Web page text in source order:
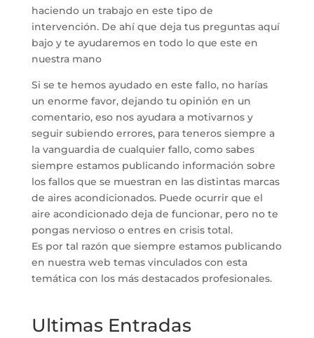
haciendo un trabajo en este tipo de
intervención. De ahí que deja tus preguntas aquí
bajo y te ayudaremos en todo lo que este en
nuestra mano
Si se te hemos ayudado en este fallo, no harías
un enorme favor, dejando tu opinión en un
comentario, eso nos ayudara a motivarnos y
seguir subiendo errores, para teneros siempre a
la vanguardia de cualquier fallo, como sabes
siempre estamos publicando información sobre
los fallos que se muestran en las distintas marcas
de aires acondicionados. Puede ocurrir que el
aire acondicionado deja de funcionar, pero no te
pongas nervioso o entres en crisis total.
Es por tal razón que siempre estamos publicando
en nuestra web temas vinculados con esta
temática con los más destacados profesionales.
Ultimas Entradas